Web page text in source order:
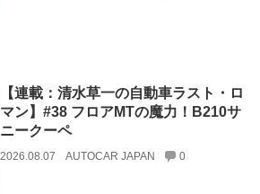
【連載：清水草一の自動車ラスト・ロ
マン】#38 フロアMTの魔力！B210サ
ニークーペ
2026.08.07 AUTOCAR JAPAN 0